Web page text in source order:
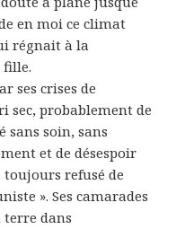
en moi ce climat
régnait à la
fille.
ses crises de
sec, probablement de
sans soin, sans
et de désespoir
toujours refusé de
». Ses camarades
dans